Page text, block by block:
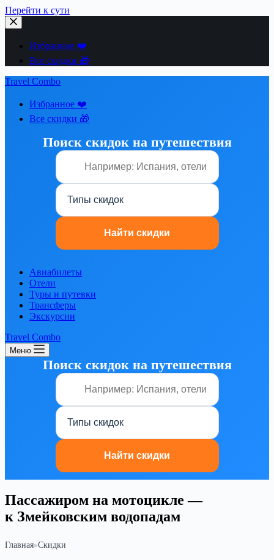
Перейти к сути
Избранное ❤️
Все скидки 🎁
Travel Combo
Избранное ❤️
Все скидки 🎁
Поиск скидок на путешествия
Авиабилеты
Отели
Туры и путевки
Трансферы
Экскурсии
Travel Combo
Меню
Поиск скидок на путешествия
Пассажиром на мотоцикле —
к Змейковским водопадам
Главная»Скидки